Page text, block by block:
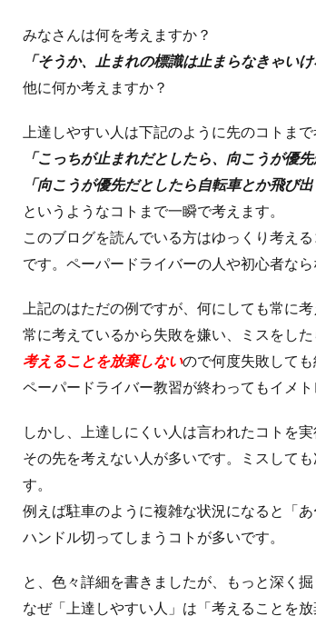
みなさんは何を考えますか？
「そうか、止まれの標識は止まらなきゃいけ
他に何か考えますか？
上達しやすい人は下記のように先のコトまで
「こっちが止まれだとしたら、向こうが優
「向こうが優先だとしたら自転車とか飛び
というようなコトまで一瞬で考えます。
このブログを読んでいる方はゆっくり考え
です。ペーパードライバーの人や初心者なら
上記のはただの例ですが、何にしても常に考
常に考えているから失敗を嫌い、ミスをし
考えることを放棄しないので何度失敗して
ペーパードライバー教習が終わってもイメ
しかし、上達しにくい人は言われたコトを
その先を考えない人が多いです。ミスして
す。
例えば駐車のように複雑な状況になると「あ
ハンドル切ってしまうコトが多いです。
と、色々詳細を書きましたが、もっと深く掘
なぜ「上達しやすい人」は「考えることを